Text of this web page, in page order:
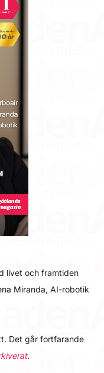
livet och framtiden
Miranda, AI-robotik
Det går fortfarande
.